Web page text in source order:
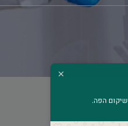
הפה.